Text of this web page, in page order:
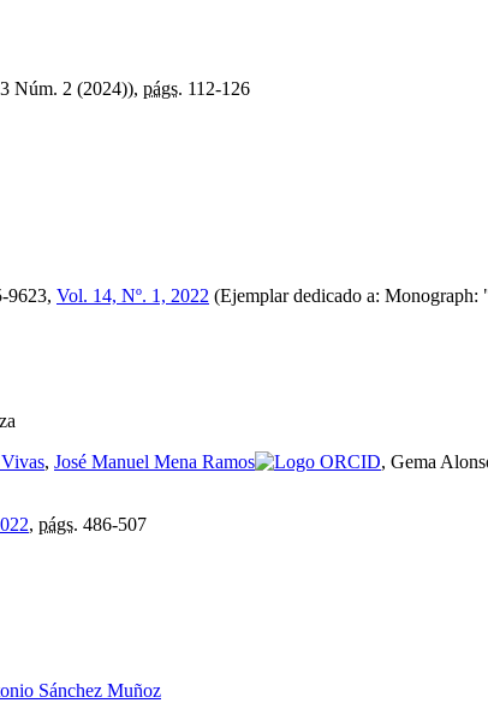
Núm. 2 (2024)), págs. 112-126
9623, Vol. 14, Nº. 1, 2022 (Ejemplar dedicado a: Monograph:
, José Manuel Mena Ramos , Gema
, págs. 486-507
Sánchez Muñoz